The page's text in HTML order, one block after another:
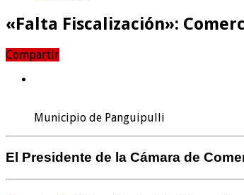
«Falta Fiscalización»:
Compartir
Municipio de Panguipulli
El Presidente de la Cámara de